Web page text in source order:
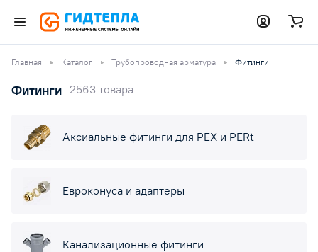
Главная Каталог Трубопроводная арматура Фитинги
Фитинги 2563 товара
Аксиальные фитинги для PEX и PERt
Евроконуса и адаптеры
Канализационные фитинги